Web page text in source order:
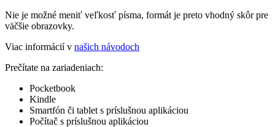
Nie je možné meniť veľkosť písma, formát je preto vhodný skôr pre
väčšie obrazovky.
Viac informácií v našich návodoch
Prečítate na zariadeniach:
Pocketbook
Kindle
Smartfón či tablet s príslušnou aplikáciou
Počítač s príslušnou aplikáciou